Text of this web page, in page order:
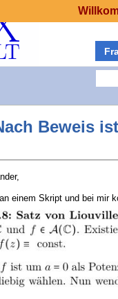
Beweis
einem Skript und bei mir